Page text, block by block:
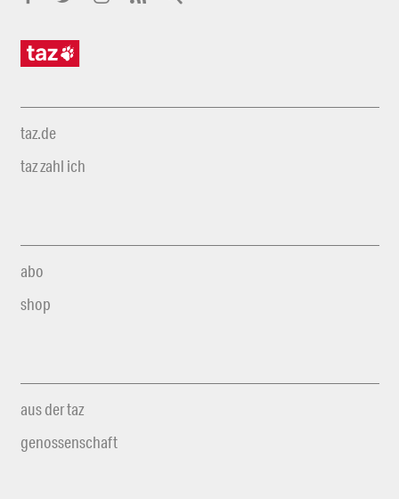
taz.de
taz zahl ich
abo
shop
aus der taz
genossenschaft